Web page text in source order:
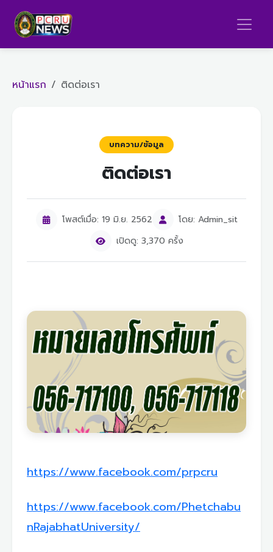
หน้าแรก ติดต่อเรา
บทความ/ข้อมูล
ติดต่อเรา
โพสต์เมื่อ: 19 มิ.ย. 2562
โดย: Admin_sit
เปิดดู: 3,370 ครั้ง
https://www.facebook.com/prpcru
https://www.facebook.com/Phetchabu
nRajabhatUniversity/